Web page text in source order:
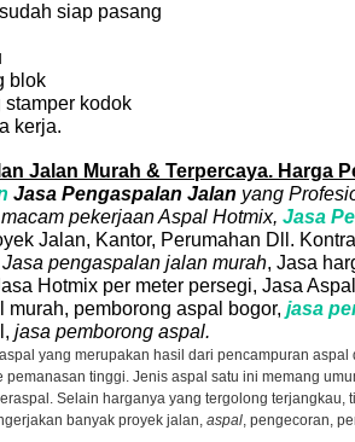
siap pasang
blok
stamper kodok
kerja.
Jalan Murah & Terpercaya. Harga
Jasa Pengaspalan Jalan yang
pekerjaanAspal Hotmix, Jasa
Jalan, Kantor, Perumahan Dll.
Jasa pengaspalan jalan murah, Jasa
Hotmix per meter persegi, Jasa
murah, pemborong aspal bogor, jasa
jasa pemborong aspal.
aspal yang merupakan hasil dari pencampuran
pemanasan tinggi. Jenis aspal satu ini memang
Selain harganya yang tergolong terjangkau,
banyak proyek jalan, aspal, pengecoran,